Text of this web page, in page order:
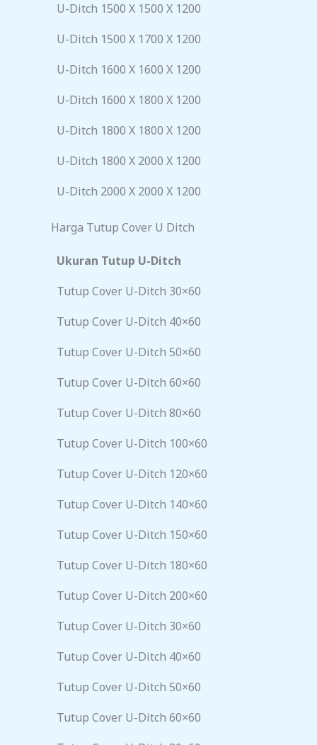
U-Ditch 1500 X 1500 X 1200
U-Ditch 1500 X 1700 X 1200
U-Ditch 1600 X 1600 X 1200
U-Ditch 1600 X 1800 X 1200
U-Ditch 1800 X 1800 X 1200
U-Ditch 1800 X 2000 X 1200
U-Ditch 2000 X 2000 X 1200
Harga Tutup Cover U Ditch
Ukuran Tutup U-Ditch
Tutup Cover U-Ditch 30×60
Tutup Cover U-Ditch 40×60
Tutup Cover U-Ditch 50×60
Tutup Cover U-Ditch 60×60
Tutup Cover U-Ditch 80×60
Tutup Cover U-Ditch 100×60
Tutup Cover U-Ditch 120×60
Tutup Cover U-Ditch 140×60
Tutup Cover U-Ditch 150×60
Tutup Cover U-Ditch 180×60
Tutup Cover U-Ditch 200×60
Tutup Cover U-Ditch 30×60
Tutup Cover U-Ditch 40×60
Tutup Cover U-Ditch 50×60
Tutup Cover U-Ditch 60×60